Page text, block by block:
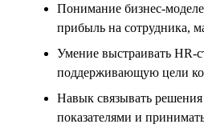
Понимание бизнес-
прибыль на сотрудника,
Умение выстраивать HR-
поддерживающую цели
Навык связывать
показателями и